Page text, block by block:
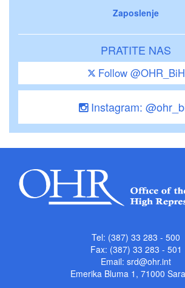
Zaposlenje
PRATITE NAS
Follow @OHR_BiH
Instagram:
Tel: (387) 33 283 - 500
Fax: (387) 33 283 - 501
Email: srd@ohr.int
Emerika Bluma 1, 71000